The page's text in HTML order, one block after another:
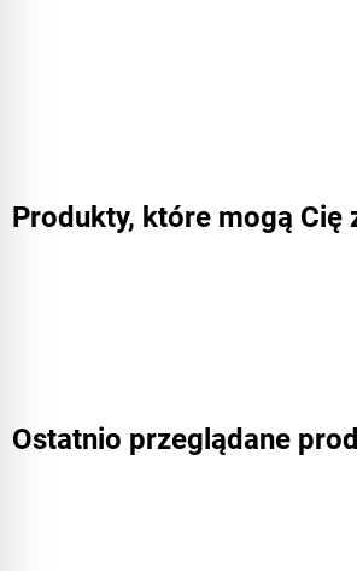
Produkty, które mogą Cię
Ostatnio przeglądane